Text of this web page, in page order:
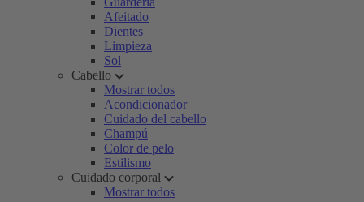
Afeitado
Dientes
Limpieza
Sol
Cabello
Mostrar todos
Acondicionador
Cuidado del cabello
Champú
Color de pelo
Estilismo
Cuidado corporal
Mostrar todos